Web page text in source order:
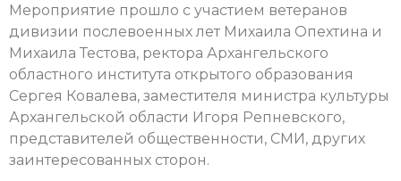
Мероприятие прошло с участием ветеранов
дивизии послевоенных лет Михаила Опехтина и
Михаила Тестова, ректора Архангельского
областного института открытого образования
Сергея Ковалева, заместителя министра культуры
Архангельской области Игоря Репневского,
представителей общественности, СМИ, других
заинтересованных сторон.